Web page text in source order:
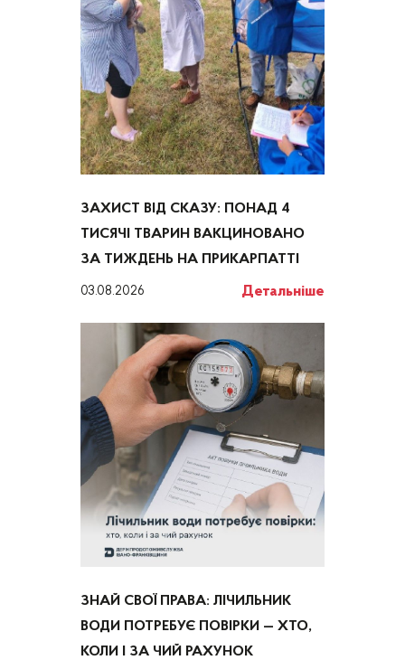
ЗАХИСТ ВІД СКАЗУ: ПОНАД 4
ТИСЯЧІ ТВАРИН ВАКЦИНОВАНО
ЗА ТИЖДЕНЬ НА ПРИКАРПАТТІ
03.08.2026 Детальніше
ЗНАЙ СВОЇ ПРАВА: ЛІЧИЛЬНИК
ВОДИ ПОТРЕБУЄ ПОВІРКИ — ХТО,
КОЛИ І ЗА ЧИЙ РАХУНОК